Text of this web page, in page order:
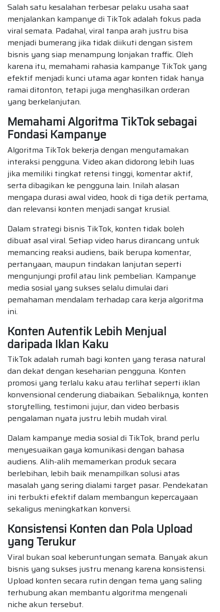
Salah satu kesalahan terbesar pelaku usaha saat
menjalankan kampanye di TikTok adalah fokus pada
viral semata. Padahal, viral tanpa arah justru bisa
menjadi bumerang jika tidak diikuti dengan sistem
bisnis yang siap menampung lonjakan traffic. Oleh
karena itu, memahami rahasia kampanye TikTok yang
efektif menjadi kunci utama agar konten tidak hanya
ramai ditonton, tetapi juga menghasilkan orderan
yang berkelanjutan.
Memahami Algoritma TikTok sebagai
Fondasi Kampanye
Algoritma TikTok bekerja dengan mengutamakan
interaksi pengguna. Video akan didorong lebih luas
jika memiliki tingkat retensi tinggi, komentar aktif,
serta dibagikan ke pengguna lain. Inilah alasan
mengapa durasi awal video, hook di tiga detik pertama,
dan relevansi konten menjadi sangat krusial.
Dalam strategi bisnis TikTok, konten tidak boleh
dibuat asal viral. Setiap video harus dirancang untuk
memancing reaksi audiens, baik berupa komentar,
pertanyaan, maupun tindakan lanjutan seperti
mengunjungi profil atau link pembelian. Kampanye
media sosial yang sukses selalu dimulai dari
pemahaman mendalam terhadap cara kerja algoritma
ini.
Konten Autentik Lebih Menjual
daripada Iklan Kaku
TikTok adalah rumah bagi konten yang terasa natural
dan dekat dengan keseharian pengguna. Konten
promosi yang terlalu kaku atau terlihat seperti iklan
konvensional cenderung diabaikan. Sebaliknya, konten
storytelling, testimoni jujur, dan video berbasis
pengalaman nyata justru lebih mudah viral.
Dalam kampanye media sosial di TikTok, brand perlu
menyesuaikan gaya komunikasi dengan bahasa
audiens. Alih-alih memamerkan produk secara
berlebihan, lebih baik menampilkan solusi atas
masalah yang sering dialami target pasar. Pendekatan
ini terbukti efektif dalam membangun kepercayaan
sekaligus meningkatkan konversi.
Konsistensi Konten dan Pola Upload
yang Terukur
Viral bukan soal keberuntungan semata. Banyak akun
bisnis yang sukses justru menang karena konsistensi.
Upload konten secara rutin dengan tema yang saling
terhubung akan membantu algoritma mengenali
niche akun tersebut.